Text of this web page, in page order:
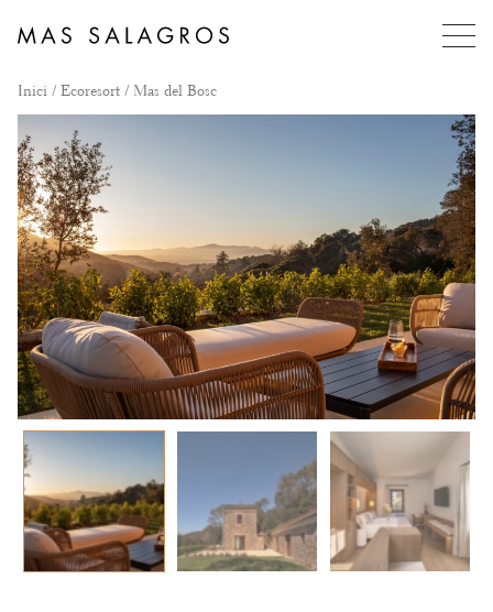
Inici / Ecoresort / Mas del Bosc